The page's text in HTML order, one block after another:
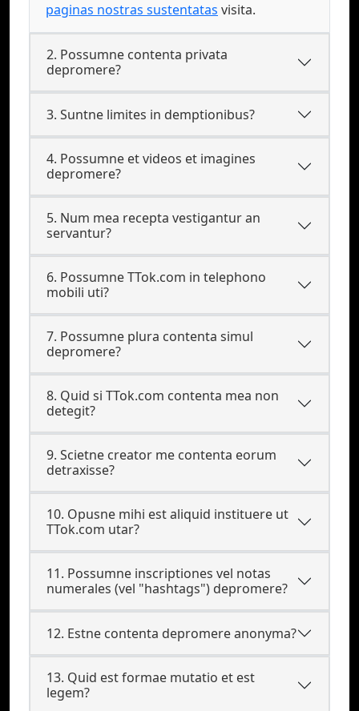
paginas nostras sustentatas visita.
2. Possumne contenta privata
depromere?
3. Suntne limites in demptionibus?
4. Possumne et videos et imagines
depromere?
5. Num mea recepta vestigantur an
servantur?
6. Possumne TTok.com in telephono
mobili uti?
7. Possumne plura contenta simul
depromere?
8. Quid si TTok.com contenta mea non
detegit?
9. Scietne creator me contenta eorum
detraxisse?
10. Opusne mihi est aliquid instituere ut
TTok.com utar?
11. Possumne inscriptiones vel notas
numerales (vel "hashtags") depromere?
12. Estne contenta depromere anonyma?
13. Quid est formae mutatio et est
legem?